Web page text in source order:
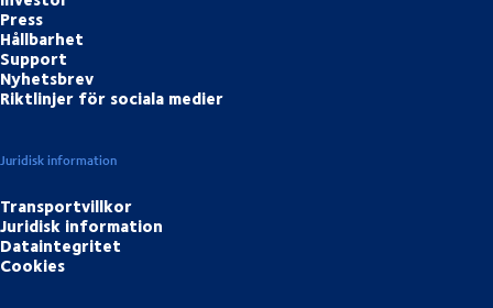
Press
Hållbarhet
Support
Nyhetsbrev
Riktlinjer för sociala medier
Juridisk information
Transportvillkor
Juridisk information
Dataintegritet
Cookies